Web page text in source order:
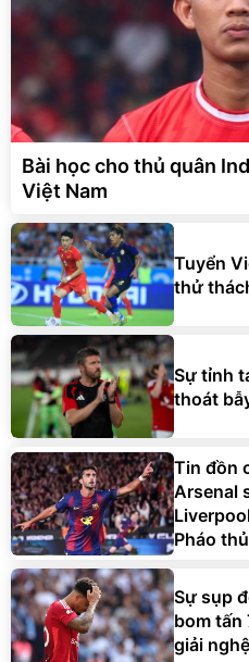
Bài học cho thủ quân
Việt Nam
Tuyển
thử
Sự tỉnh
thoát
Tin đồn
Arsenal
Pháo thủ
Sự sụp
bom tấn
giải